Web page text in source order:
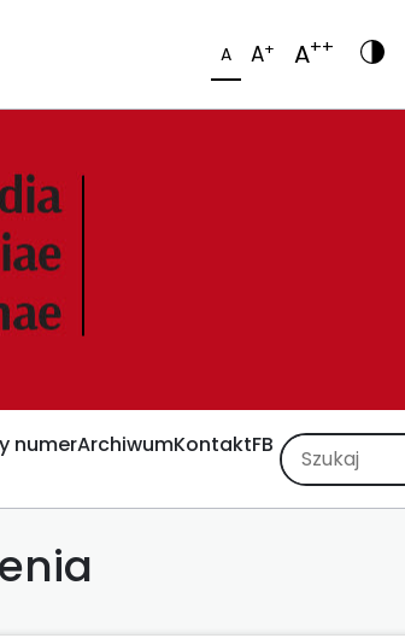
A A+ A++
numerArchiwumKontaktFB